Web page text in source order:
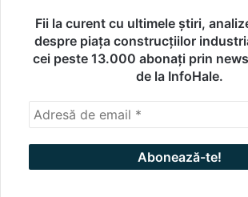
Fii la curent cu ultimele știri,
despre piața construcțiilor
cei peste 13.000 abonați prin
de la InfoHale.